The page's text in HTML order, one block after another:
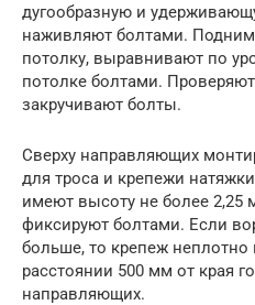
дугообразную и
наживляют болтами.
потолку, выравнивают по
потолке болтами.
закручивают болты.
Сверху направляющих
для троса и крепежи
имеют высоту не более 2,25
фиксируют болтами. Если
больше, то крепеж неплотно
расстоянии 500 мм от края
направляющих.